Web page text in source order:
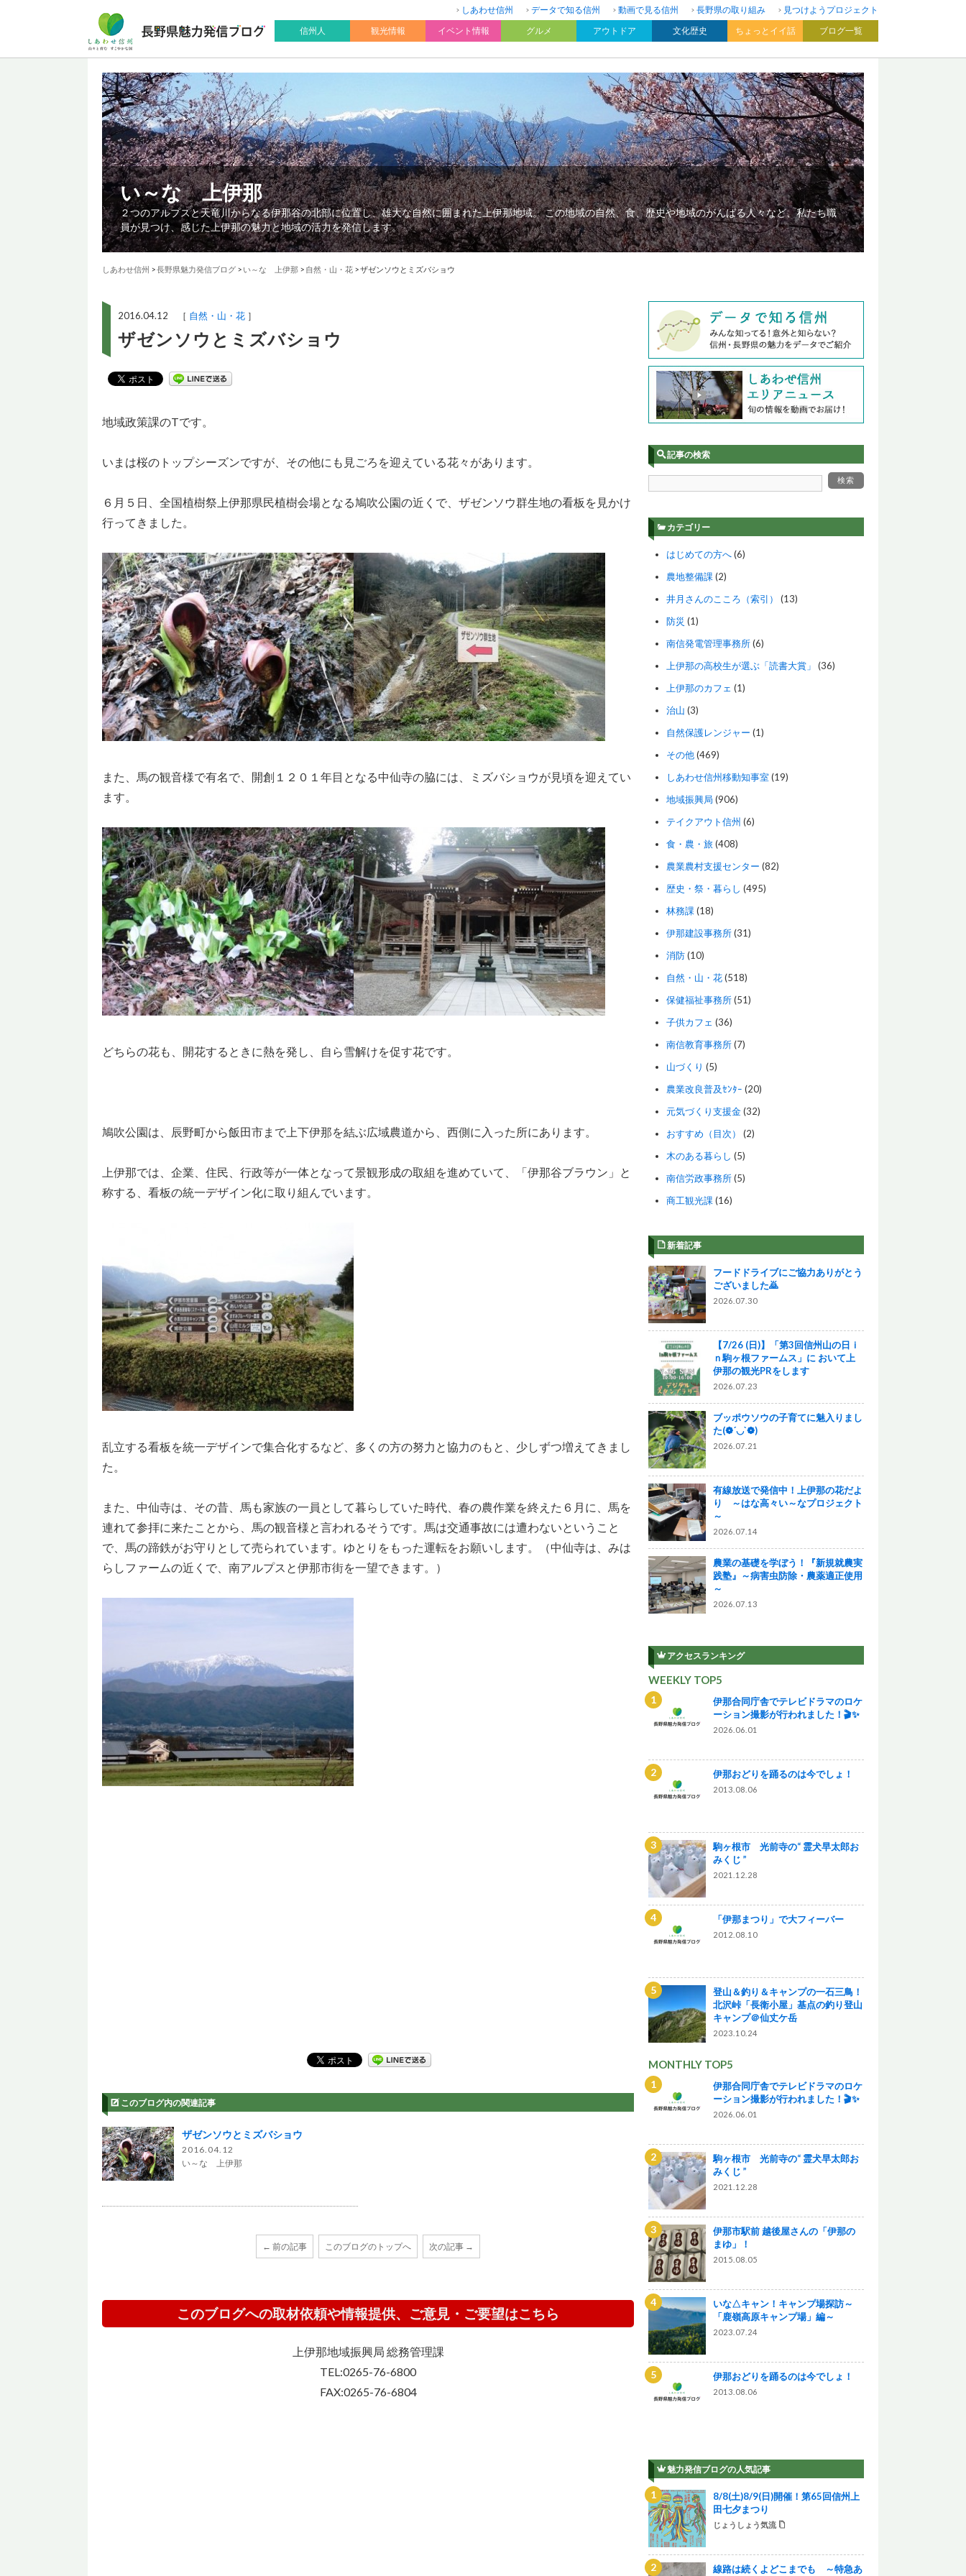
しあわせ信州 データで知る信州 動画で見る信州 長野県の取り組み
見つけようプロジェクト
信州人
観光情報 イベント情報 グルメ アウトドア 文化歴史 ちょっとイイ話 ブログ一覧
い～な 上伊那
２つのアルプスと天竜川からなる伊那谷の北部に位置し、雄大な自然に囲まれた上伊那地域。 この地域の自然、食、歴史や地域のがんばる人々など、私たち職
員が見つけ、感じた上伊那の魅力と地域の活力を発信します。
しあわせ信州 >長野県魅力発信ブログ > い～な 上伊那 > 自然・山・花 >ザゼンソウとミズバショウ
2016.04.12 ［ 自然・山・花 ］
ザゼンソウとミズバショウ
地域政策課のTです。
いまは桜のトップシーズンですが、その他にも見ごろを迎えている花々があります。
６月５日、全国植樹祭上伊那県民植樹会場となる鳩吹公園の近くで、ザゼンソウ群生地の看板を見かけ
行ってきました。
また、馬の観音様で有名で、開創１２０１年目となる中仙寺の脇には、ミズバショウが見頃を迎えてい
ます。
どちらの花も、開花するときに熱を発し、自ら雪解けを促す花です。
鳩吹公園は、辰野町から飯田市まで上下伊那を結ぶ広域農道から、西側に入った所にあります。
上伊那では、企業、住民、行政等が一体となって景観形成の取組を進めていて、「伊那谷ブラウン」と
称する、看板の統一デザイン化に取り組んでいます。
乱立する看板を統一デザインで集合化するなど、多くの方の努力と協力のもと、少しずつ増えてきまし
た。
また、中仙寺は、その昔、馬も家族の一員として暮らしていた時代、春の農作業を終えた６月に、馬を
連れて参拝に来たことから、馬の観音様と言われるそうです。馬は交通事故には遭わないということ
で、馬の蹄鉄がお守りとして売られています。ゆとりをもった運転をお願いします。（中仙寺は、みは
らしファームの近くで、南アルプスと伊那市街を一望できます。）
このブログ内の関連記事
ザゼンソウとミズバショウ
2016.04.12
い～な 上伊那
← 前の記事 このブログのトップへ 次の記事 →
このブログへの取材依頼や情報提供、ご意見・ご要望はこちら
上伊那地域振興局 総務管理課
TEL:0265-76-6800
FAX:0265-76-6804
記事の検索
カテゴリー
はじめての方へ(6)
農地整備課 (2)
井月さんのこころ（索引）
(13)
防災 (1)
南信発電管理事務所(6)
上伊那の高校生が選ぶ「読書大賞」
(36)
上伊那のカフェ (1)
治山 (3)
自然保護レンジャー (1)
その他(469)
しあわせ信州移動知事室(19)
地域振興局 (906)
テイクアウト信州 (6)
食・農・旅(408)
農業農村支援センター (82)
歴史・祭・暮らし (495)
林務課 (18)
伊那建設事務所(31)
消防(10)
自然・山・花(518)
保健福祉事務所(51)
子供カフェ (36)
南信教育事務所(7)
山づくり (5)
農業改良普及ｾﾝﾀｰ (20)
元気づくり支援金(32)
おすすめ（目次）
(2)
木のある暮らし (5)
南信労政事務所(5)
商工観光課 (16)
新着記事
フードドライブにご協力ありがとう
ございました🙇
2026.07.30
【7/26 (日)】「第3回信州山の日ｉ
ｎ駒ヶ根ファームス」に おいて上
伊那の観光PRをします
2026.07.23
ブッポウソウの子育てに魅入りまし
た(❁´◡`❁)
2026.07.21
有線放送で発信中！上伊那の花だよ
り ～はな高々い～なプロジェクト
～
2026.07.14
農業の基礎を学ぼう！『新規就農実
践塾』～病害虫防除・農薬適正使用
～
2026.07.13
アクセスランキング
WEEKLY TOP5
伊那合同庁舎でテレビドラマのロケ
ーション撮影が行われました！🎬✨
2026.06.01
伊那おどりを踊るのは今でしょ！
2013.08.06
駒ヶ根市 光前寺の“ 霊犬早太郎お
みくじ ”
2021.12.28
「伊那まつり」で大フィーバー
2012.08.10
登山＆釣り＆キャンプの一石三鳥！
北沢峠「長衛小屋」基点の釣り登山
キャンプ＠仙丈ケ岳
2023.10.24
MONTHLY TOP5
伊那合同庁舎でテレビドラマのロケ
ーション撮影が行われました！🎬✨
2026.06.01
駒ヶ根市 光前寺の“ 霊犬早太郎お
みくじ ”
2021.12.28
伊那市駅前 越後屋さんの「伊那の
まゆ」！
2015.08.05
いな△キャン！キャンプ場探訪～
「鹿嶺高原キャンプ場」編～
2023.07.24
伊那おどりを踊るのは今でしょ！
2013.08.06
魅力発信ブログの人気記事
8/8(土)8/9(日)開催！第65回信州上
田七夕まつり
じょうしょう気流
線路は続くよどこまでも ～特急あ